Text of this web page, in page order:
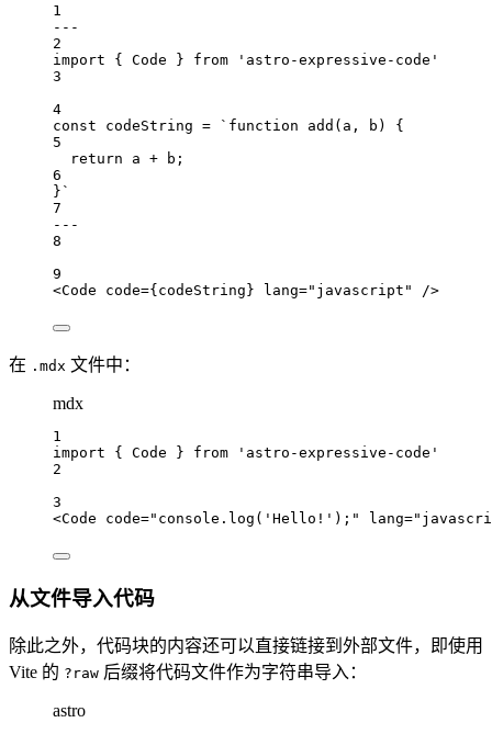
1
---
2
import { Code } from
'astro-expressive-code'
3
4
const
codeString =
`function add(a, b) {
5
return a + b;
6
}`
7
---
8
9
<Code code={ codeString } lang="javascript" />
在 .mdx 文件中：
mdx
1
import { Code } from
'astro-expressive-code'
2
3
<Code code="console.log('Hello!');" lang=
从文件导入代码
除此之外，代码块的内容还可以直接链接到外部文件，即使用
Vite 的 ?raw 后缀将代码文件作为字符串导入：
astro